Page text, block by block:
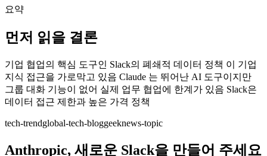
요약
먼저 읽을 결론
기업 협업의 핵심 도구인 Slack의 폐쇄적 데이터 정책 이 기업
지식 접근을 가로막고 있음 Claude 는 뛰어난 AI 도구이지만
그룹 대화 기능이 없어 실제 업무 협업에 한계가 있음 Slack은
데이터 접근 제한과 높은 가격 정책
tech-trendglobal-tech-bloggeeknews-topic
Anthropic, 새로운 Slack을 만들어 주세요